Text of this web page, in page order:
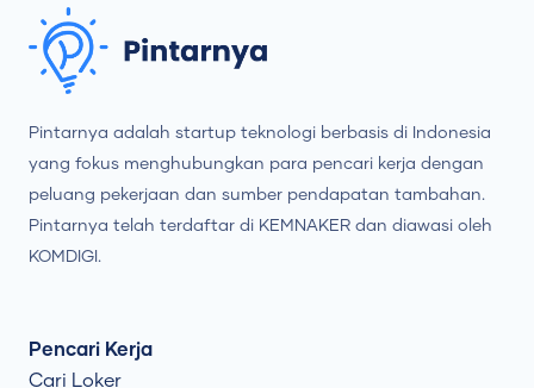
Pintarnya adalah startup teknologi berbasis di Indonesia
yang fokus menghubungkan para pencari kerja dengan
peluang pekerjaan dan sumber pendapatan tambahan.
Pintarnya telah terdaftar di KEMNAKER dan diawasi oleh
KOMDIGI.
Pencari Kerja
Cari Loker